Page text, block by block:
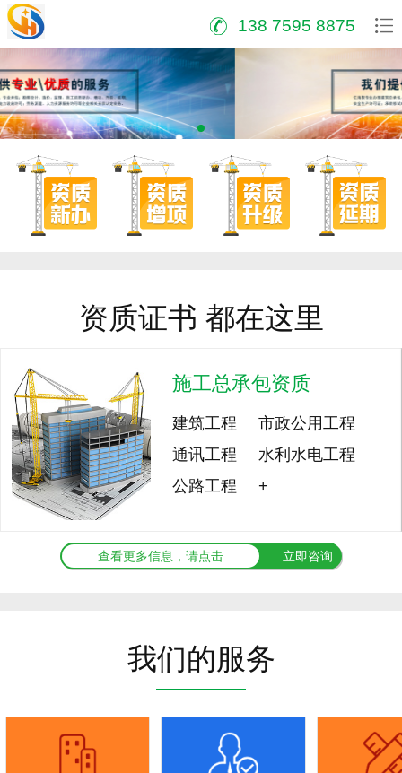
138 7595 8875
资质证书 都在这里
施工总承包资质
建筑工程
市政公用工程
通讯工程
水利水电工程
公路工程
+
查看更多信息，请点击 立即咨询
我们的服务